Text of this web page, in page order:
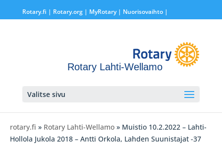
Rotary.fi | Rotary.org| MyRotary | Nuorisovaihto|
Rotary Lahti-Wellamo
Valitse sivu
rotary.fi » Rotary Lahti-Wellamo » Muistio 10.2.2022 – Lahti-
Hollola Jukola 2018 – Antti Orkola, Lahden Suunistajat -37